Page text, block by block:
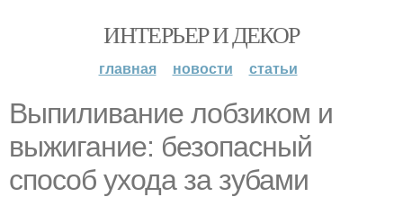
ИНТЕРЬЕР И ДЕКОР
главная новости статьи
Выпиливание лобзиком и
выжигание: безопасный
способ ухода за зубами